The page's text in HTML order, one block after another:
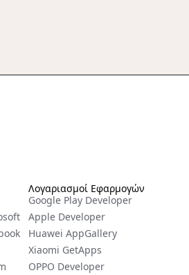
Λογαριασμοί Εφαρμογών
Google Play Developer
Apple Developer
Huawei AppGallery
Xiaomi GetApps
OPPO Developer